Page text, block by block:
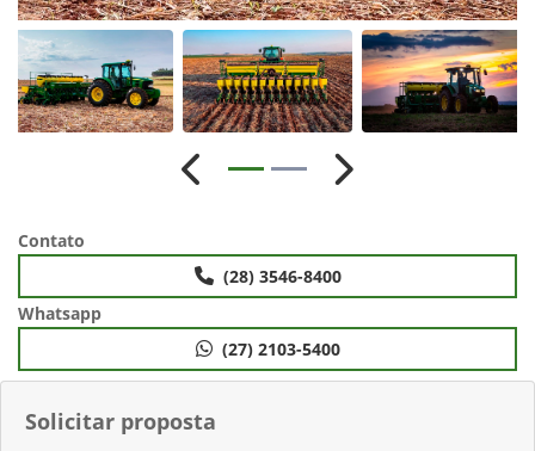
Solicitar proposta
Anterior Próximo
Contato
(28) 3546-8400
Whatsapp
(27) 2103-5400